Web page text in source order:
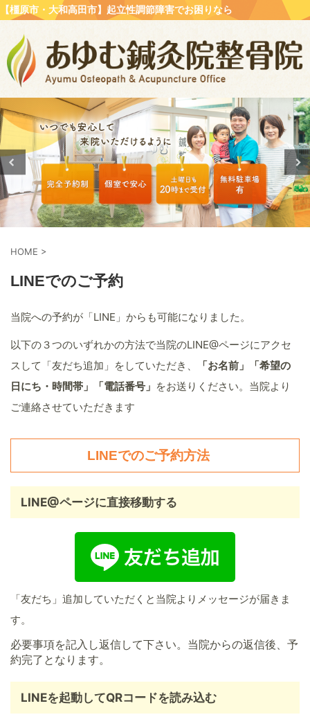
【橿原市・大和高田市】起立性調節障害でお困りなら
HOME >
LINEでのご予約
当院への予約が「LINE」からも可能になりました。
以下の３つのいずれかの方法で当院のLINE@ページにアクセ
スして「友だち追加」をしていただき、
「お名前」「希望の
日にち・時間帯」「電話番号」 をお送りください。当院より
ご連絡させていただきます
LINEでのご予約方法
LINE@ページに直接移動する
「友だち」追加していただくと当院よりメッセージが届きま
す。
必要事項を記入し返信して下さい。当院からの返信後、予
約完了となります。
LINEを起動してQRコードを読み込む